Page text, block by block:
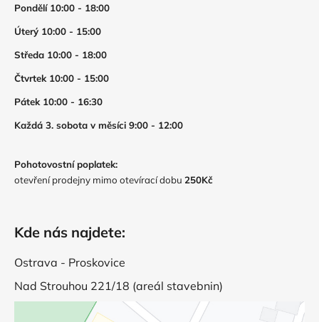
Pondělí 10:00 - 18:00
Úterý 10:00 - 15:00
Středa 10:00 - 18:00
Čtvrtek 10:00 - 15:00
Pátek 10:00 - 16:30
Každá 3. sobota v měsíci 9:00 - 12:00
Pohotovostní poplatek:
otevření prodejny mimo otevírací dobu 250Kč
Kde nás najdete:
Ostrava - Proskovice
Nad Strouhou 221/18 (areál stavebnin)